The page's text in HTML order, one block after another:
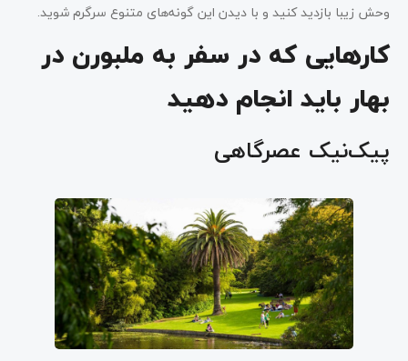
وحش زیبا بازدید کنید و با دیدن این گونه‌های متنوع سرگرم شوید.
کارهایی که در سفر به ملبورن در
بهار باید انجام دهید
پیک‌نیک عصرگاهی